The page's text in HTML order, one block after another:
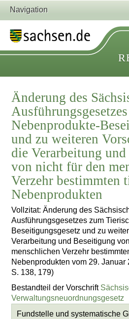
Navigation
Änderung des
Nebenprodukte-
und zu weiteren
die Verarbeitung
von nicht für den
Verzehr bestimmten
Nebenprodukten
Vollzitat: Änderung des
Ausführungsgesetzes zum
Beseitigungsgesetz und zu
Verarbeitung und Beseitigung
menschlichen Verzehr
Nebenprodukten vom 29. Januar
S. 138, 179)
Bestandteil der Vorschrift
Verwaltungsneuordnungsgesetz
Fundstelle und systematische